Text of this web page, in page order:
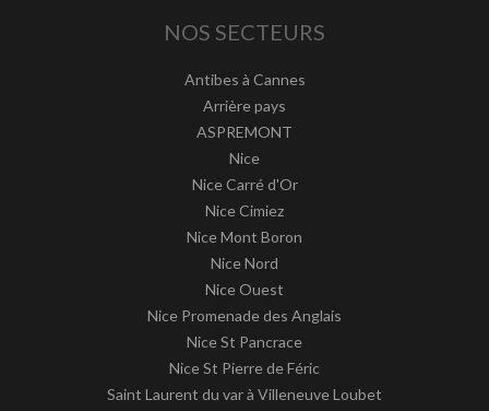
NOS SECTEURS
Antibes à Cannes
Arrière pays
ASPREMONT
Nice
Nice Carré d'Or
Nice Cimiez
Nice Mont Boron
Nice Nord
Nice Ouest
Nice Promenade des Anglais
Nice St Pancrace
Nice St Pierre de Féric
Saint Laurent du var à Villeneuve Loubet